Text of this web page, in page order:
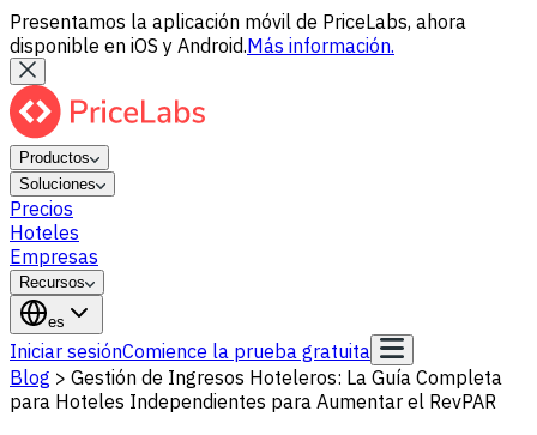
Presentamos la aplicación móvil de PriceLabs, ahora
disponible en iOS y Android.Más información.
Productos
Soluciones
Precios
Hoteles
Empresas
Recursos
es
Iniciar sesiónComience la prueba gratuita
Blog > Gestión de Ingresos Hoteleros: La Guía Completa
para Hoteles Independientes para Aumentar el RevPAR